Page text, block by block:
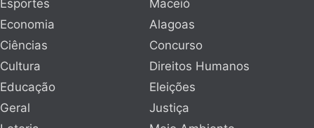
Esportes
Maceió
Economia
Alagoas
Ciências
Concurso
Cultura
Direitos Humanos
Educação
Eleições
Geral
Justiça